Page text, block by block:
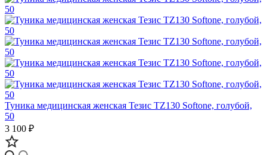
Туника медицинская женская Тезис TZ130 Softone, голубой,
50
3 100 ₽